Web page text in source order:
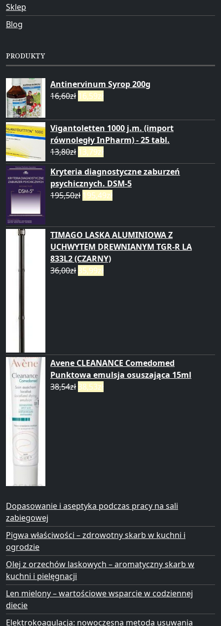
Sklep
Blog
PRODUKTY
Antinervinum Syrop 200g
16,60zł 16,59zł
Vigantoletten 1000 j.m. (import
równoległy InPharm) - 25 tabl.
13,80zł 13,79zł
Kryteria diagnostyczne zaburzeń
psychicznych. DSM-5
195,50zł 195,49zł
TIMAGO LASKA ALUMINIOWA Z
UCHWYTEM DREWNIANYM TGR-R LA
833L2 (CZARNY)
36,00zł 35,99zł
Avene CLEANANCE Comedomed
Punktowa emulsja osuszająca 15ml
38,54zł 38,53zł
Dopasowanie i aseptyka podczas pracy na sali
zabiegowej
Pigwa właściwości – zdrowotny skarb w kuchni i
ogrodzie
Olej z orzechów laskowych – aromatyczny skarb w
kuchni i pielęgnacji
Len mielony – wartościowe wsparcie w codziennej
diecie
Elektrokoagulacja: nowoczesna metoda usuwania